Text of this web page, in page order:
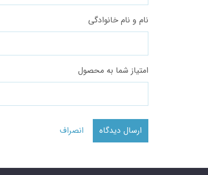
نام و نام خانوادگی
امتیاز شما به محصول
ارسال دیدگاه انصراف